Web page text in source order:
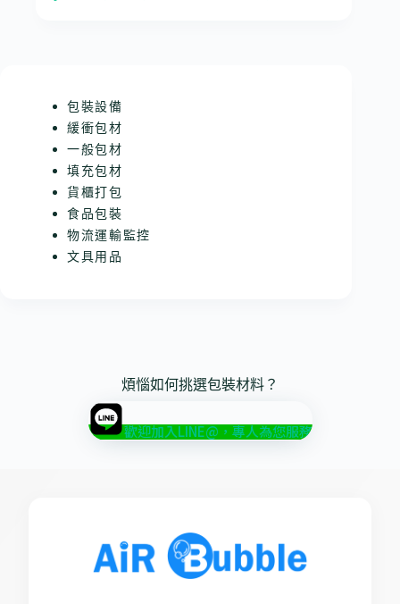
包裝設備
緩衝包材
一般包材
填充包材
貨櫃打包
食品包裝
物流運輸監控
文具用品
煩惱如何挑選包裝材料？
歡迎加入LINE@，專人為您服務